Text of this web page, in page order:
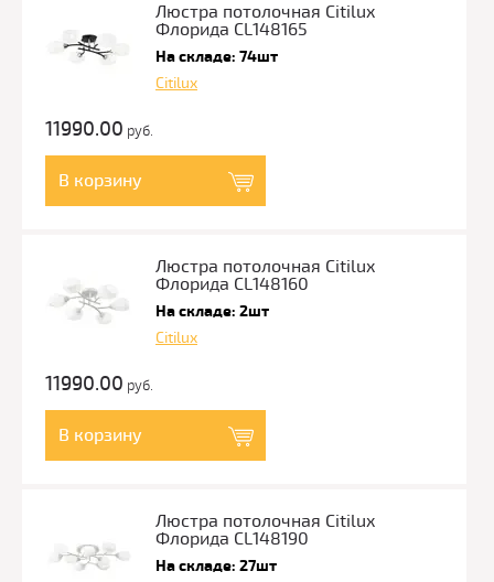
Люстра потолочная Citilux
Флорида CL148165
На складе: 74шт
Citilux
11990.00 руб.
В корзину
Люстра потолочная Citilux
Флорида CL148160
На складе: 2шт
Citilux
11990.00 руб.
В корзину
Люстра потолочная Citilux
Флорида CL148190
На складе: 27шт